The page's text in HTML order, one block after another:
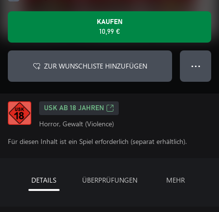
KAUFEN
10,99 €
ZUR WUNSCHLISTE HINZUFÜGEN ● ● ●
USK AB 18 JAHREN
Horror, Gewalt (Violence)
Für diesen Inhalt ist ein Spiel erforderlich (separat erhältlich).
DETAILS ÜBERPRÜFUNGEN MEHR